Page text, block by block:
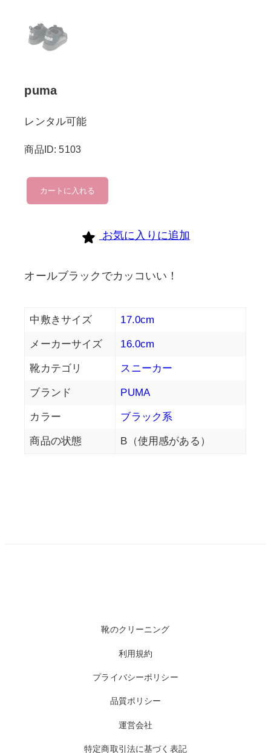
puma
レンタル可能
商品ID: 5103
puma
個
カートに入れる
お気に入りに追加
オールブラックでカッコいい！
中敷きサイズ 17.0cm
メーカーサイズ 16.0cm
靴カテゴリ スニーカー
ブランド PUMA
カラー ブラック系
商品の状態 B（使用感がある）
靴のクリーニング
利用規約
プライバシーポリシー
品質ポリシー
運営会社
特定商取引法に基づく表記